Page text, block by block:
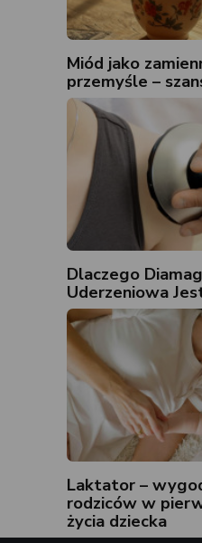
Miód jako
przemyśle –
Dlaczego
Uderzeniowa
Laktator –
rodziców w
życia dziecka